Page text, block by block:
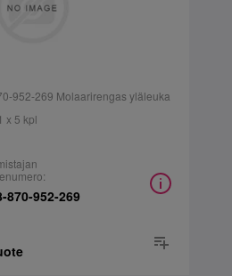
952-269 Molaarirengas yläleuka
x 5 kpl
870-952-269